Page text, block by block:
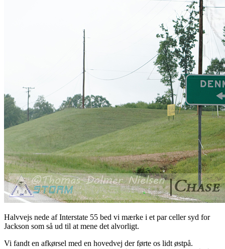
Halvvejs nede af Interstate 55 bed vi mærke i et par celler syd for
Jackson som så ud til at mene det alvorligt.
Vi fandt en afkørsel med en hovedvej der førte os lidt østpå.